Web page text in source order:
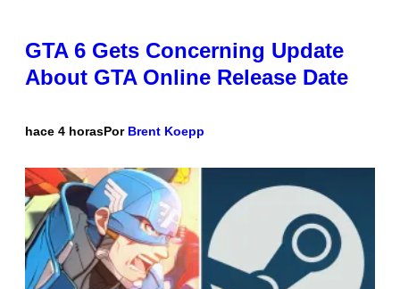
GTA 6 Gets Concerning Update
About GTA Online Release Date
hace 4 horasPor Brent Koepp